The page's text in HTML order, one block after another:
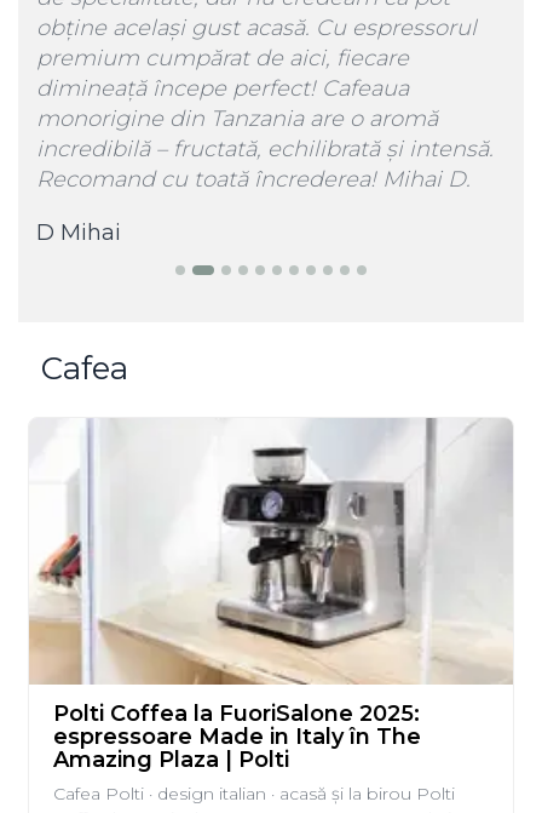
D Mihai
obține același gust acasă. Cu espressorul
premium cumpărat de aici, fiecare
dimineață începe perfect! Cafeaua
monorigine din Tanzania are o aromă
incredibilă – fructată, echilibrată și intensă.
Recomand cu toată încrederea! Mihai D.
Cafea
Polti Coffea la FuoriSalone 2025:
espressoare Made in Italy în The
Amazing Plaza | Polti
Cafea Polti · design italian · acasă și la birou Polti